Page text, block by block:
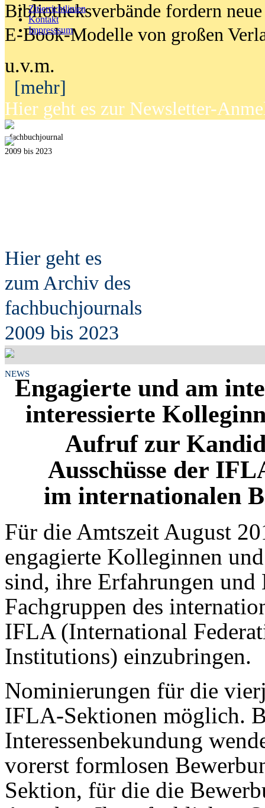
Zitierrichtlinien
Kontakt
Impresssum
Bibliotheksverbände fordern neue
E-Book-Modelle von großen
u.v.m.
[mehr]
Hier geht es zur Newsletter-
fachbuchjournal
2009 bis 2023
Hier geht es
zum Archiv des
fachbuchjournals
2009 bis 2023
NEWS
Engagierte und am
interessierte
Aufruf zur
Ausschüsse der
im internationalen
Für die Amtszeit August
engagierte Kolleginnen
sind, ihre Erfahrungen
Fachgruppen des
IFLA (International
Institutions) einzubringen.
Nominierungen für die
IFLA-Sektionen möglich.
Interessenbekundung
vorerst formlosen
Sektion, für die die